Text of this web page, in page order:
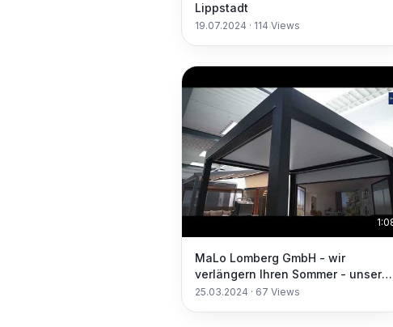
Lippstadt
19.07.2024 · 114 Views
MaLo Lomberg GmbH - wir
verlängern Ihren Sommer - unser
Simulationskonzept in Lippstadt
25.03.2024 · 67 Views